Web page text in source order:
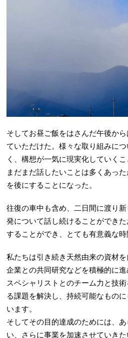
そしてお昼ご飯をはさんだ午後か
ていただけた。様々な取り組みに
く、構想が一気に現実化していくこ
まだまだ話したいことは多くあっ
を後にすることになった。
往復の車中も含め、二日間に渡り
発について話し続けることができ
することができ、とても有意義な時
私たちは引き続き天然由来の資材
企業との共同研究などを積極的に
スペシャリストとのチーム力と技
る課題を解決し、持続可能なもの
います。
そしてその目的達成のためには、
い、さらに事業を加速させていき